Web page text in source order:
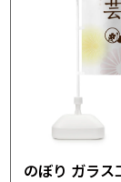
のぼり ガラス